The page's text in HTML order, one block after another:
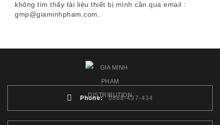
không tìm thấy tài liệu thiết bị mình cần qua email :
gmp@giaminhpham.com.
Phone: 0888-437-434